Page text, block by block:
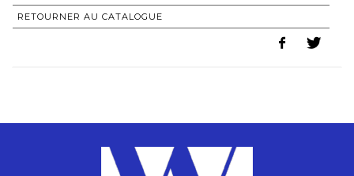
RETOURNER AU CATALOGUE